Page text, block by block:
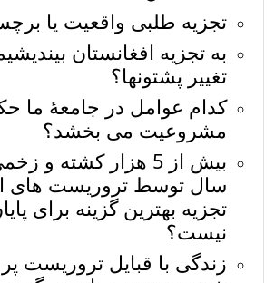
تجزیه طلبی واقعیت یا
به تجزیه افغانستان
تغییر پشتونها؟
کدام عوامل در جامعۀ ما
مشروعیت می بخشد؟
بیش از 5 هزار کشته و
سال توسط تروریست های
تجزیه بهترین گزینه برای
نیست؟
زندگی با قبایل تروریست